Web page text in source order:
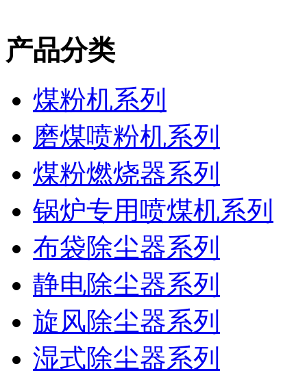
产品分类
煤粉机系列
磨煤喷粉机系列
煤粉燃烧器系列
锅炉专用喷煤机系列
布袋除尘器系列
静电除尘器系列
旋风除尘器系列
湿式除尘器系列